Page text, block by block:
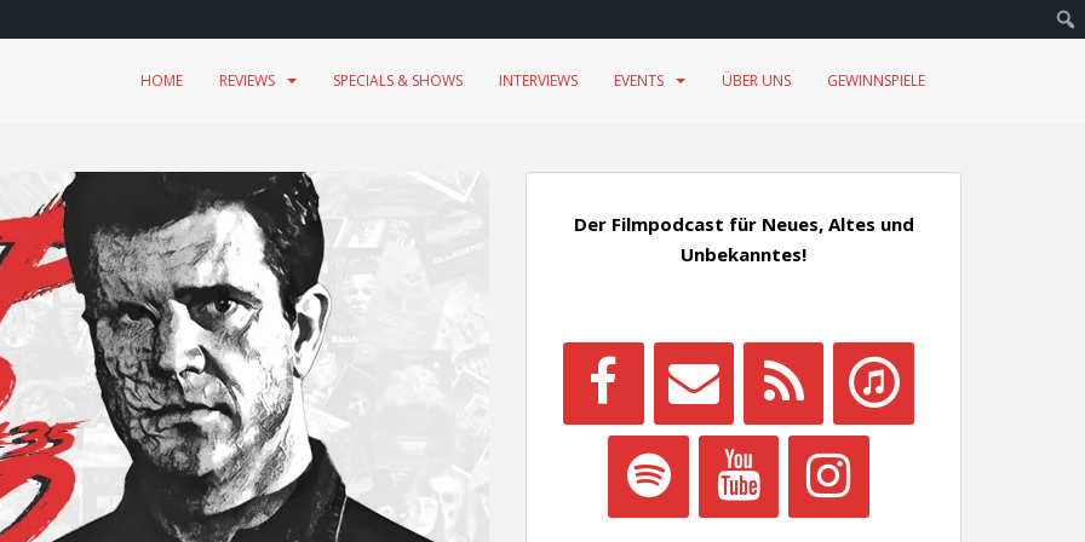
HOME REVIEWS SPECIALS & SHOWS INTERVIEWS EVENTS ÜBER UNS GEWINNSPIELE
Der Filmpodcast für Neues, Altes und
Unbekanntes!